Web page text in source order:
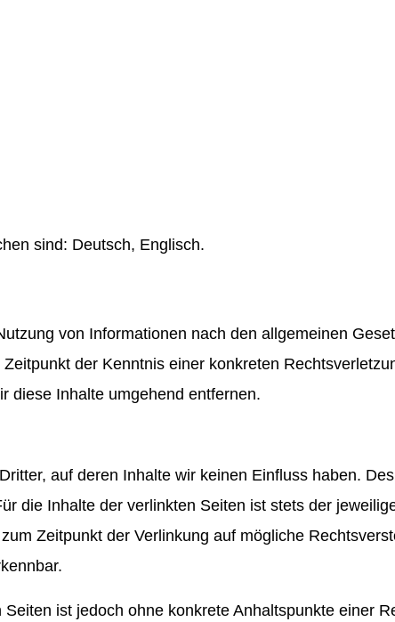
sind: Deutsch, Englisch.
von Informationen nach den allgemeinen
der Kenntnis einer konkreten
diese Inhalte umgehend entfernen.
auf deren Inhalte wir keinen Einfluss haben.
die Inhalte der verlinkten Seiten ist stets der
Zeitpunkt der Verlinkung auf mögliche
ist jedoch ohne konkrete Anhaltspunkte einer